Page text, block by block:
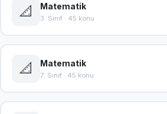
📐 Matematik
3. Sınıf · 45 konu
📐 Matematik
7. Sınıf · 45 konu